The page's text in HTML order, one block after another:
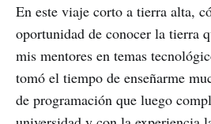
En este viaje corto a tierra alta,
oportunidad de conocer la tierra
mis mentores en temas
tomó el tiempo de enseñarme
de programación que luego